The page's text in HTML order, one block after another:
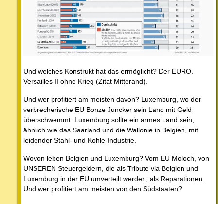
Und welches Konstrukt hat das ermöglicht? Der EURO.
Versailles II ohne Krieg (Zitat Mitterand).
Und wer profitiert am meisten davon? Luxemburg, wo der
verbrecherische EU Bonze Juncker sein Land mit Geld
überschwemmt. Luxemburg sollte ein armes Land sein,
ähnlich wie das Saarland und die Wallonie in Belgien, mit
leidender Stahl- und Kohle-Industrie.
Wovon leben Belgien und Luxemburg? Vom EU Moloch, von
UNSEREN Steuergeldern, die als Tribute via Belgien und
Luxemburg in der EU umverteilt werden, als Reparationen.
Und wer profitiert am meisten von den Südstaaten?